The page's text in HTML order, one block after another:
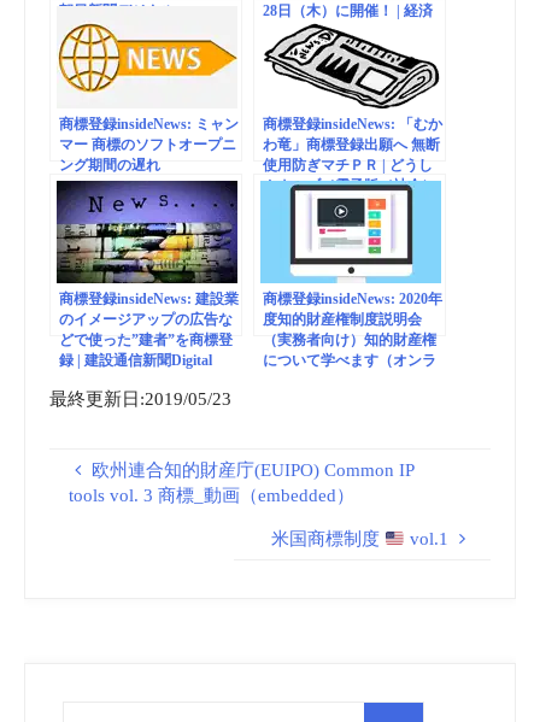
朝日新聞デジタル
28日（木）に開催！ | 経済
産業省 特許庁
商標登録insideNews: ミャン
マー 商標のソフトオープニ
ング期間の遅れ
商標登録insideNews: 「むか
わ竜」商標登録出願へ 無断
使用防ぎマチＰＲ | どうし
んウェブ／電子版（社会）
商標登録insideNews: 建設業
のイメージアップの広告な
どで使った”建者”を商標登
録 | 建設通信新聞Digital
商標登録insideNews: 2020年
度知的財産権制度説明会
（実務者向け）知的財産権
について学べます（オンラ
最終更新日:2019/05/23
欧州連合知的財産庁(EUIPO) Common IP
tools vol. 3 商標_動画（embedded）
米国商標制度 vol.1